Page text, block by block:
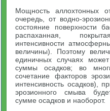
Мощность аллохтонных
очередь, от водно-
состояние поверхности
распаханная,
интенсивности
величины). Поэтому
единичных случаях
суммы осадков; во
сочетание факторов
интенсивность осадков),
эрозионного смыва
сумме осадков и наоборот.